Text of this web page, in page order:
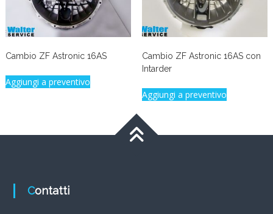
Cambio ZF Astronic 16AS
Aggiungi a preventivo
Cambio ZF Astronic 16AS con
Intarder
Aggiungi a preventivo
Contatti